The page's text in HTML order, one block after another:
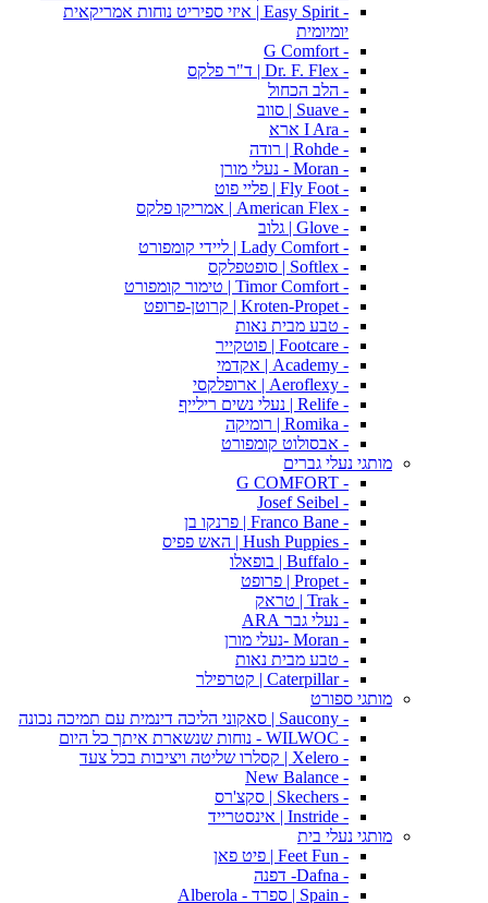
- Easy Spirit | איזי ספיריט נוחות אמריקאית
יומיומית
- G Comfort
- Dr. F. Flex | ד"ר פלקס
- הלב הכחול
- Suave | סווב
- I Ara ארא
- Rohde | רודה
- Moran - נעלי מורן
- Fly Foot | פליי פוט
- American Flex | אמריקו פלקס
- Glove | גלוב
- Lady Comfort | ליידי קומפורט
- Softlex | סופטפלקס
- Timor Comfort | טימור קומפורט
- Kroten-Propet | קרוטן-פרופט
- טבע מבית נאות
- Footcare | פוטקייר
- Academy | אקדמי
- Aeroflexy | ארופלקסי
- Relife | נעלי נשים רילייף
- Romika | רומיקה
- אבסולוט קומפורט
מותגי נעלי גברים
- G COMFORT
- Josef Seibel
- Franco Bane | פרנקו בן
- Hush Puppies | האש פפיס
- Buffalo | בופאלו
- Propet | פרופט
- Trak | טראק
- נעלי גבר ARA
- Moran -נעלי מורן
- טבע מבית נאות
- Caterpillar | קטרפילר
מותגי ספורט
- Saucony | סאקוני הליכה דינמית עם תמיכה נכונה
- WILWOC - נוחות שנשארת איתך כל היום
- Xelero | קסלרו שליטה ויציבות בכל צעד
- New Balance
- Skechers | סקצ'רס
- Instride | אינסטרייד
מותגי נעלי בית
- Feet Fun | פיט פאן
- Dafna- דפנה
- Spain | ספרד - Alberola